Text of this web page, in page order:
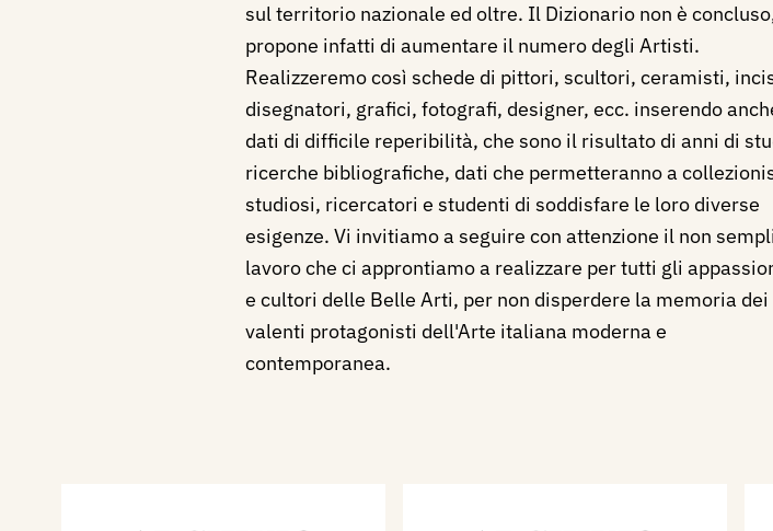
sul territorio nazionale ed oltre. Il Dizionario non è
propone infatti di aumentare il numero degli Artisti.
Realizzeremo così schede di pittori, scultori, ceramisti,
disegnatori, grafici, fotografi, designer, ecc. inserendo
dati di difficile reperibilità, che sono il risultato di anni di
ricerche bibliografiche, dati che permetteranno a
studiosi, ricercatori e studenti di soddisfare le loro diverse
esigenze. Vi invitiamo a seguire con attenzione il non
lavoro che ci approntiamo a realizzare per tutti gli
e cultori delle Belle Arti, per non disperdere la memoria dei
valenti protagonisti dell'Arte italiana moderna e
contemporanea.